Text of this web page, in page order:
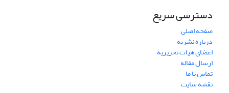
دسترسی سریع
صفحه اصلی
درباره نشریه
اعضای هیات تحریریه
ارسال مقاله
تماس با ما
نقشه سایت